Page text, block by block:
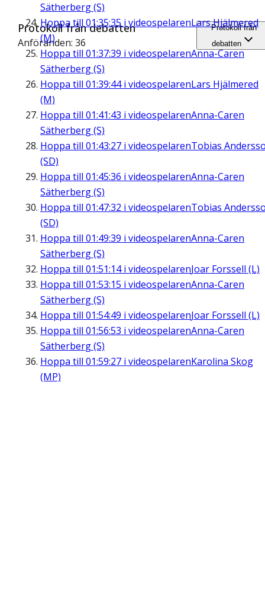
Sätherberg (S)
Hoppa till 01:35:35 i videospelarenLars Hjälmered
(M)
Hoppa till 01:37:39 i videospelarenAnna-Caren
Sätherberg (S)
Hoppa till 01:39:44i videospelarenLars Hjälmered
(M)
Hoppa till 01:41:43 i videospelarenAnna-Caren
Sätherberg (S)
Hoppa till 01:43:27 i videospelarenTobias
(SD)
Hoppa till 01:45:36 i videospelarenAnna-Caren
Sätherberg (S)
Hoppa till 01:47:32 i videospelarenTobias
(SD)
Hoppa till 01:49:39 i videospelarenAnna-Caren
Sätherberg (S)
Hoppa till 01:51:14i videospelarenJoar Forssell (L)
Hoppa till 01:53:15 i videospelarenAnna-Caren
Sätherberg (S)
Hoppa till 01:54:49 i videospelarenJoar Forssell (L)
Hoppa till 01:56:53 i videospelarenAnna-Caren
Sätherberg (S)
Hoppa till 01:59:27 i videospelarenKarolina Skog
(MP)
Protokoll från debatten
Anföranden: 36
Protokoll från
debatten